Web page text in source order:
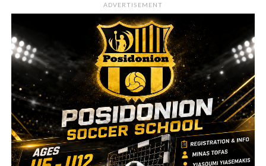
ADVERTISEMENT